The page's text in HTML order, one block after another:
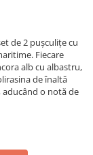
de 2 pușculițe cu
Fiecare
alb cu albastru,
de înaltă
aducând o notă de